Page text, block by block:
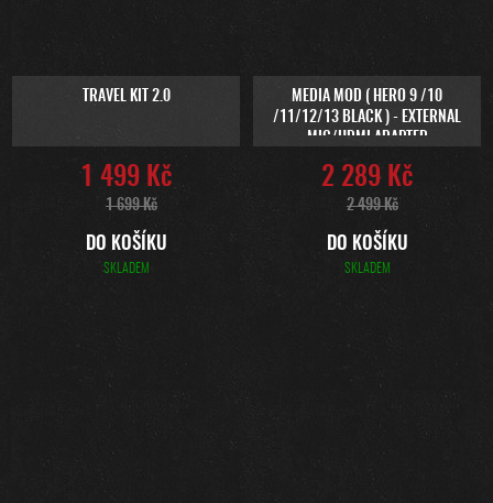
TRAVEL KIT 2.0
1 499 Kč
1 699 Kč
DO KOŠÍKU
SKLADEM
MEDIA MOD ( HERO 9 /10
/11/12/13 BLACK ) - EXTERNAL
MIC/HDMI ADAPTER
2 289 Kč
2 499 Kč
DO KOŠÍKU
SKLADEM